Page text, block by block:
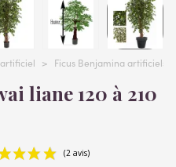
artificiel > Ficus Benjamina artificiels